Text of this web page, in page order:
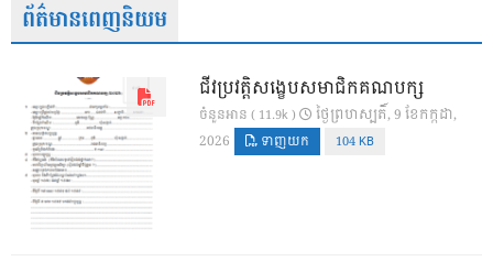
ព័ត៌មានពេញនិយម
ជីវប្រវត្តិសង្ខេបសមាជិកគណបក្ស
ចំនួនអាន ( 11.9k )
ថ្ងៃ​ព្រហស្បតិ៍, 9 ខែ​កក្កដា,
2026
ទាញយក 104 KB